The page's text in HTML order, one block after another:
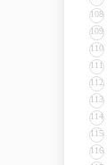
108
109
110
111
112
113
114
115
116